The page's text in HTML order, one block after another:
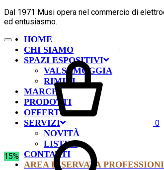
Dal 1971 Musi opera nel commercio di
ed entusiasmo.
HOME
CHI SIAMO
SPAZI ESPOSITIVI
VALSAMOGGIA
RIMINI
MARCHI
PRODOTTI
OFFERTE
SERVIZI
NOVITÀ
LISTINI
CONTATTI
AREA RISERVATA
0
15%